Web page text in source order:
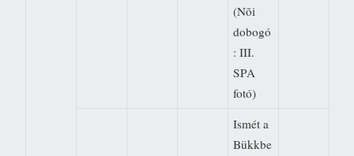
(Nõi
dobogó
: III.
SPA
fotó)
Ismét a
Bükkbe